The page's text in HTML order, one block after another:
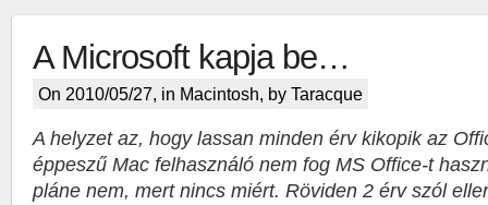
A Microsoft kapja be…
On 2010/05/27, in Macintosh, by Taracque
A helyzet az, hogy lassan minden érv kikopik az
éppeszű Mac felhasználó nem fog MS Office-t
pláne nem, mert nincs miért. Röviden 2 érv szól